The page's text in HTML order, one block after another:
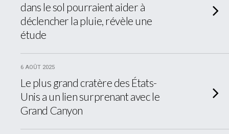
dans le sol pourraient aider à
déclencher la pluie, révèle une
étude
6 AOÛT 2025
Le plus grand cratère des États-
Unis a un lien surprenant avec le
Grand Canyon